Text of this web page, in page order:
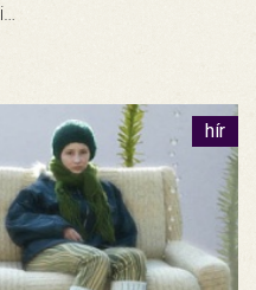
hír